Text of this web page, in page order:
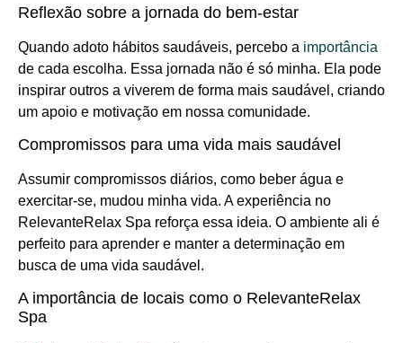
Reflexão sobre a jornada do bem-estar
Quando adoto hábitos saudáveis, percebo a importância
de cada escolha. Essa jornada não é só minha. Ela pode
inspirar outros a viverem de forma mais saudável, criando
um apoio e motivação em nossa comunidade.
Compromissos para uma vida mais saudável
Assumir compromissos diários, como beber água e
exercitar-se, mudou minha vida. A experiência no
RelevanteRelax Spa reforça essa ideia. O ambiente ali é
perfeito para aprender e manter a determinação em
busca de uma vida saudável.
A importância de locais como o RelevanteRelax
Spa